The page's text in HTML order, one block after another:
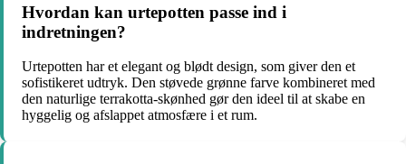
Hvordan kan urtepotten passe ind i
indretningen?
Urtepotten har et elegant og blødt design, som giver den et
sofistikeret udtryk. Den støvede grønne farve kombineret med
den naturlige terrakotta-skønhed gør den ideel til at skabe en
hyggelig og afslappet atmosfære i et rum.